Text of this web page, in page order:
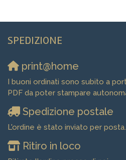
SPEDIZIONE
print@home
I buoni ordinati sono subito a
PDF da poter stampare
Spedizione postale
L'ordine è stato inviato per posta.
Ritiro in loco